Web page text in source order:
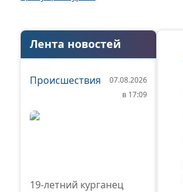
Лента новостей
Происшествия
07.08.2026
в 17:09
19-летний курганец